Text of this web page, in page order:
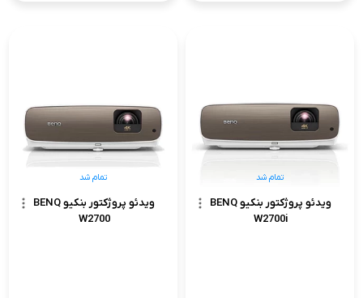
ویدئو پروژکتور بنکیو BENQ
W2700i
تمام شد
ویدئو پروژکتور بنکیو BENQ
W2700
تمام شد